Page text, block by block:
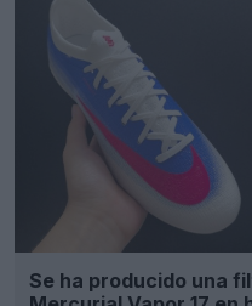
Se ha producido una